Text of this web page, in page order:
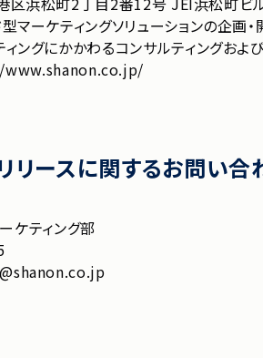
マーケティングソリューションの企画・
ィングにかかわるコンサルティングおよ
リースに関するお問い合
ケティング部